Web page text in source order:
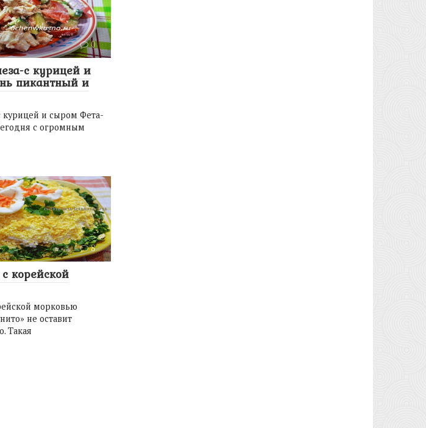
0
с курицей и
пикантный и
курицей и сыром Фета-
с огромным
8
корейской
морковью
не оставит
Такая